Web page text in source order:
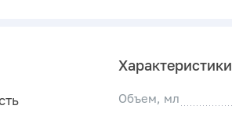
Характеристики
Объем, мл